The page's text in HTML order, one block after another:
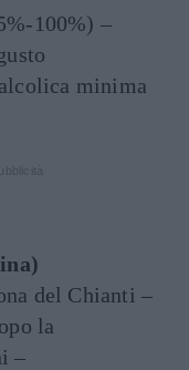
100%) –
minima
del Chianti –
la
–